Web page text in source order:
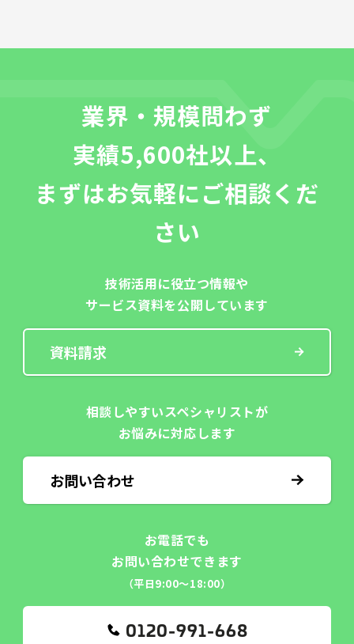
業界・規模問わず
実績5,600社以上、
まずはお気軽にご相談くだ
さい
技術活用に役立つ情報や
サービス資料を公開しています
資料請求
相談しやすいスペシャリストが
お悩みに対応します
お問い合わせ
お電話でも
お問い合わせできます
（平日9:00〜18:00）
0120-991-668